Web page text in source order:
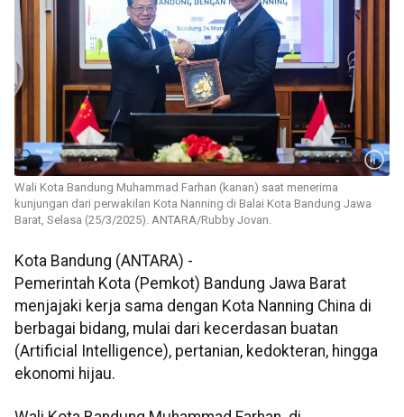
Wali Kota Bandung Muhammad Farhan (kanan) saat menerima
kunjungan dari perwakilan Kota Nanning di Balai Kota Bandung Jawa
Barat, Selasa (25/3/2025). ANTARA/Rubby Jovan.
Kota Bandung (ANTARA) -
Pemerintah Kota (Pemkot) Bandung Jawa Barat
menjajaki kerja sama dengan Kota Nanning China di
berbagai bidang, mulai dari kecerdasan buatan
(Artificial Intelligence), pertanian, kedokteran, hingga
ekonomi hijau.